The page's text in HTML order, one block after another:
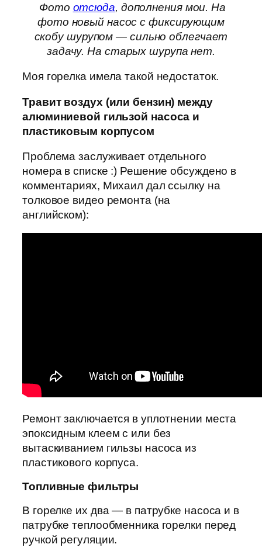
Фото отсюда, дополнения мои. На
фото новый насос с фиксирующим
скобу шурупом — сильно облегчает
задачу. На старых шурупа нет.
Моя горелка имела такой недостаток.
Травит воздух (или бензин) между
алюминиевой гильзой насоса и
пластиковым корпусом
Проблема заслуживает отдельного
номера в списке :) Решение обсуждено в
комментариях, Михаил дал ссылку на
толковое видео ремонта (на
английском):
Ремонт заключается в уплотнении места
эпоксидным клеем с или без
вытаскиванием гильзы насоса из
пластикового корпуса.
Топливные фильтры
В горелке их два — в патрубке насоса и в
патрубке теплообменника горелки перед
ручкой регуляции.